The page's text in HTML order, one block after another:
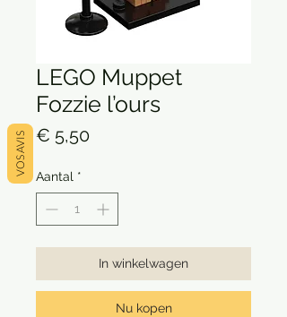
LEGO Muppet
Fozzie l’ours
€ 5,50Prijs
Aantal *
In winkelwagen
Nu kopen
VOS AVIS